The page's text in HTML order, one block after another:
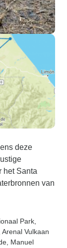
deze
het Santa
van
Park
, Arenal Vulkaan
, Manuel